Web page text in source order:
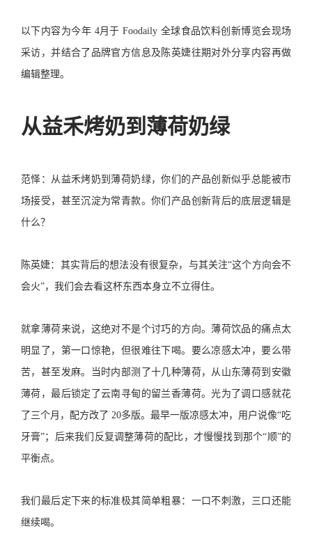
以下内容为今年 4月于 Foodaily 全球食品饮料创新博览会现场
采访，并结合了品牌官方信息及陈英婕往期对外分享内容再做
编辑整理。
从益禾烤奶到薄荷奶绿
范怿：从益禾烤奶到薄荷奶绿，你们的产品创新似乎总能被市
场接受，甚至沉淀为常青款。你们产品创新背后的底层逻辑是
什么？
陈英婕：其实背后的想法没有很复杂，与其关注“这个方向会不
会火”，我们会去看这杯东西本身立不立得住。
就拿薄荷来说，这绝对不是个讨巧的方向。薄荷饮品的痛点太
明显了，第一口惊艳，但很难往下喝。要么凉感太冲，要么带
苦，甚至发麻。当时内部测了十几种薄荷，从山东薄荷到安徽
薄荷，最后锁定了云南寻甸的留兰香薄荷。光为了调口感就花
了三个月，配方改了 20多版。最早一版凉感太冲，用户说像“吃
牙膏”；后来我们反复调整薄荷的配比，才慢慢找到那个“顺”的
平衡点。
我们最后定下来的标准极其简单粗暴：一口不刺激，三口还能
继续喝。